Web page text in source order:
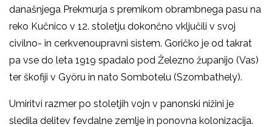
današnjega Prekmurja s premikom obrambnega pasu na
reko Kučnico v 12. stoletju dokončno vključili v svoj
civilno- in cerkvenoupravni sistem. Goričko je od takrat
pa vse do leta 1919 spadalo pod Železno županijo (Vas)
ter škofiji v Györu in nato Sombotelu (Szombathely).
Umiritvi razmer po stoletjih vojn v panonski nižini je
sledila delitev fevdalne zemlje in ponovna kolonizacija.